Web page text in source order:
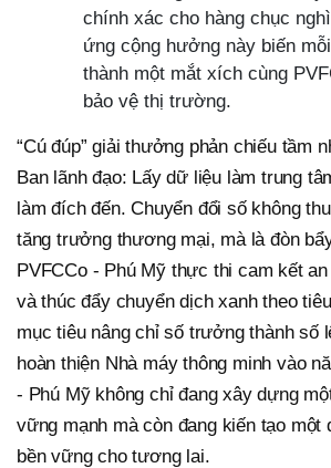
chính xác cho hàng chục
ứng cộng hưởng này biến
thành một mắt xích cùng
bảo vệ thị trường.
“Cú đúp” giải thưởng phản chiếu tầm
Ban lãnh đạo: Lấy dữ liệu làm trung
làm đích đến. Chuyển đổi số không
tăng trưởng thương mại, mà là đòn
PVFCCo - Phú Mỹ thực thi cam kết
và thúc đẩy chuyển dịch xanh theo
mục tiêu nâng chỉ số trưởng thành số
hoàn thiện Nhà máy thông minh vào
- Phú Mỹ không chỉ đang xây dựng
vững mạnh mà còn đang kiến tạo một
bền vững cho tương lai.